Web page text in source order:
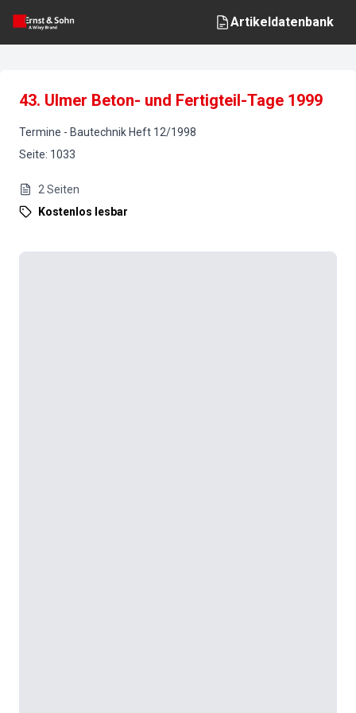
Artikeldatenbank
43. Ulmer Beton- und Fertigteil-Tage 1999
Termine - Bautechnik Heft 12/1998
Seite: 1033
2 Seiten
Kostenlos lesbar